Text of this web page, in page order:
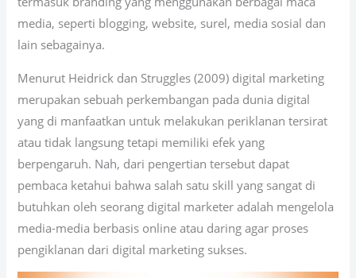
media, seperti blogging, website, surel, media sosial dan
lain sebagainya.
Menurut Heidrick dan Struggles (2009) digital marketing
merupakan sebuah perkembangan pada dunia digital
yang di manfaatkan untuk melakukan periklanan tersirat
atau tidak langsung tetapi memiliki efek yang
berpengaruh. Nah, dari pengertian tersebut dapat
pembaca ketahui bahwa salah satu skill yang sangat di
butuhkan oleh seorang digital marketer adalah mengelola
media-media berbasis online atau daring agar proses
pengiklanan dari digital marketing sukses.